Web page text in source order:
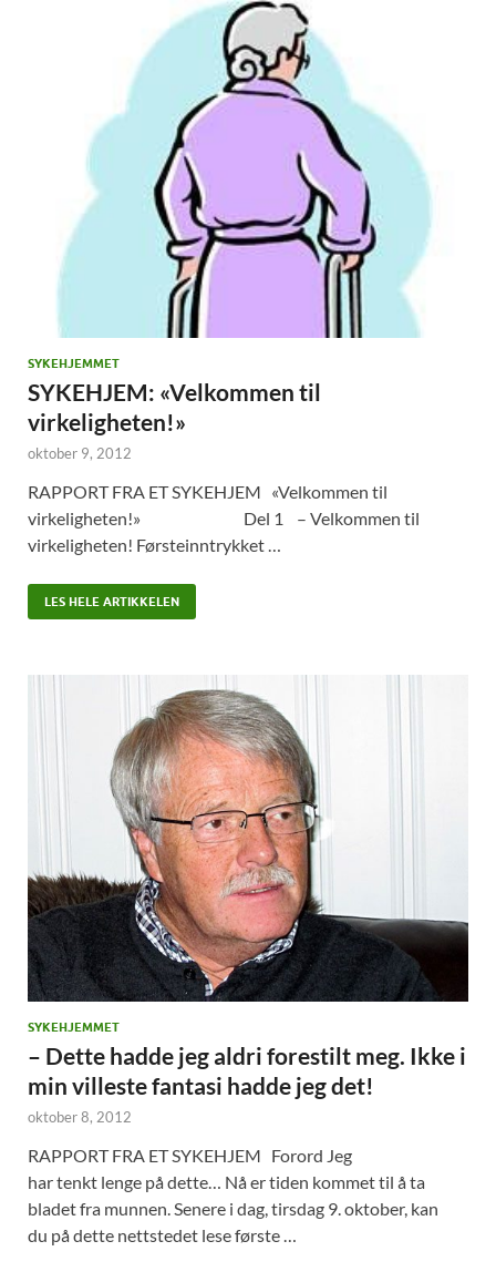
SYKEHJEMMET
SYKEHJEM: «Velkommen til
virkeligheten!»
oktober 9, 2012
RAPPORT FRA ET SYKEHJEM «Velkommen til
virkeligheten!» Del 1 – Velkommen til
virkeligheten! Førsteinntrykket …
LES HELE ARTIKKELEN
SYKEHJEMMET
– Dette hadde jeg aldri forestilt meg. Ikke i
min villeste fantasi hadde jeg det!
oktober 8, 2012
RAPPORT FRA ET SYKEHJEM Forord Jeg
har tenkt lenge på dette… Nå er tiden kommet til å ta
bladet fra munnen. Senere i dag, tirsdag 9. oktober, kan
du på dette nettstedet lese første …